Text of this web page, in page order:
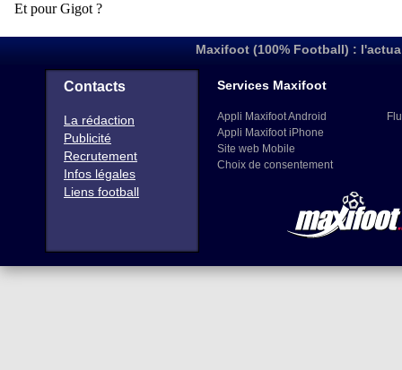
Maxifoot (100% Football) :
Contacts
La rédaction
Publicité
Recrutement
Infos légales
Liens football
Services Maxifoot
Appli Maxifoot Android
Appli Maxifoot iPhone
Site web Mobile
Choix de consentement